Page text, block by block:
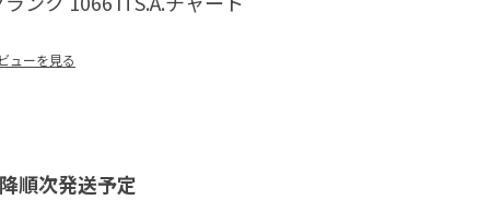
ューを見る
順次発送予定